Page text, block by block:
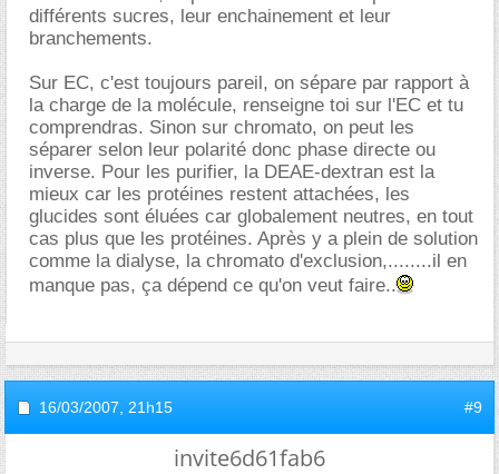
différents sucres, leur enchainement et leur
branchements.
Sur EC, c'est toujours pareil, on sépare par rapport à
la charge de la molécule, renseigne toi sur l'EC et tu
comprendras. Sinon sur chromato, on peut les
séparer selon leur polarité donc phase directe ou
inverse. Pour les purifier, la DEAE-dextran est la
mieux car les protéines restent attachées, les
glucides sont éluées car globalement neutres, en tout
cas plus que les protéines. Après y a plein de solution
comme la dialyse, la chromato d'exclusion,........il en
manque pas, ça dépend ce qu'on veut faire..
16/03/2007, 21h15 #9
invite6d61fab6